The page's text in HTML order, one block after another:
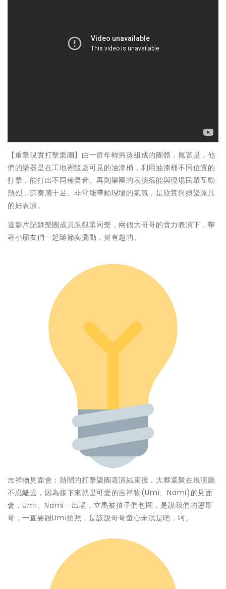
【重擊現實打擊樂團】由一群年輕男孩組成的團體，厲害是，他
們的樂器是在工地裡隨處可見的油漆桶，利用油漆桶不同位置的
打擊，能打出不同種聲音。再則樂團的表演很能與現場民眾互動
熱烈，節奏感十足。非常能帶動現場的氣氛，是欣賞與娛樂兼具
的好表演。
這影片記錄樂團成員跟觀眾同樂，兩個大哥哥的賣力表演下，帶
著小朋友們一起隨節奏擺動，挺有趣的。
吉祥物見面會：熱鬧的打擊樂團表演結束後，大夥還聚在展演廳
不忍離去，因為接下來就是可愛的吉祥物(Umi、Nami)的見面
會，Umi、Nami一出場，立馬被孩子們包圍，是說我們的恩哥
哥，一直要跟Umi拍照，是該說哥哥童心未泯是吧，呵。